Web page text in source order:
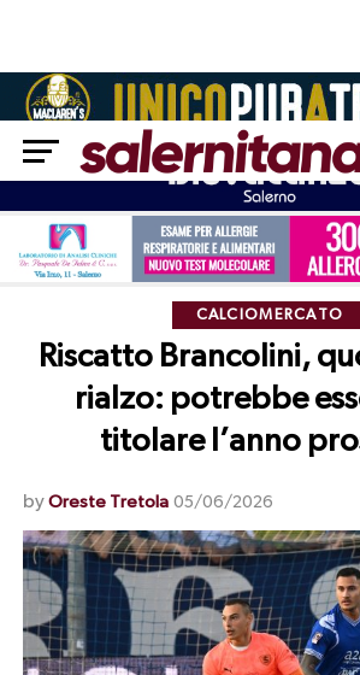
CALCIOMERCATO
Riscatto Brancolini,
rialzo: potrebbe
titolare l’anno
by Oreste Tretola 05/06/2026